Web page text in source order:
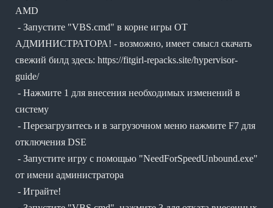
AMD
- Запустите "VBS.cmd" в корне игры ОТ
АДМИНИСТРАТОРА! - возможно, имеет смысл скачать
свежий билд здесь: https://fitgirl-repacks.site/hypervisor-
guide/
- Нажмите 1 для внесения необходимых изменений в
систему
- Перезагрузитесь и в загрузочном меню нажмите F7 для
отключения DSE
- Запустите игру с помощью "NeedForSpeedUnbound.exe"
от имени администратора
- Играйте!